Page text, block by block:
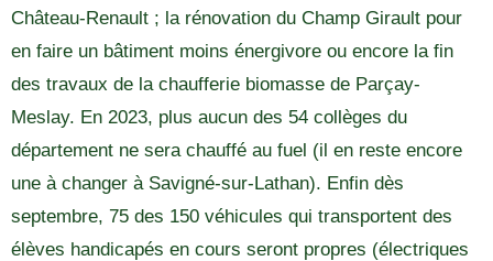
Château-Renault ; la rénovation du Champ Girault pour
en faire un bâtiment moins énergivore ou encore la fin
des travaux de la chaufferie biomasse de Parçay-
Meslay. En 2023, plus aucun des 54 collèges du
département ne sera chauffé au fuel (il en reste encore
une à changer à Savigné-sur-Lathan). Enfin dès
septembre, 75 des 150 véhicules qui transportent des
élèves handicapés en cours seront propres (électriques